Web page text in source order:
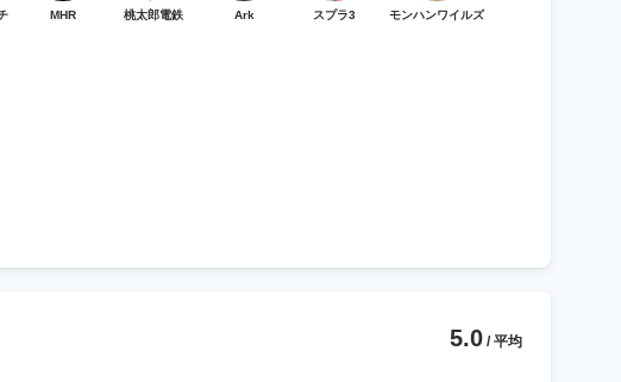
MHR 桃太郎電鉄 Ark スプラ3 モンハンワイルズ
5.0 / 平均